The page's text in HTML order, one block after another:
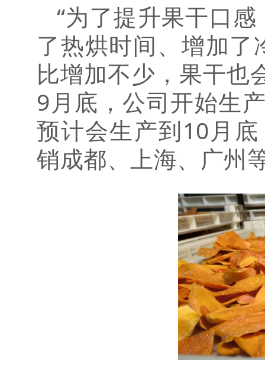
“为了提升果干口
了热烘时间、增加
比增加不少，果干也
9月底，公司开始生
预计会生产到10月
销成都、上海、广州